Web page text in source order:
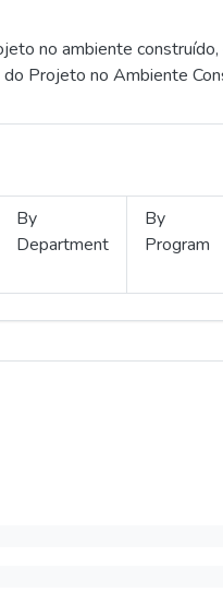
no ambiente construído,
Projeto no Ambiente
By
Department
By
Program